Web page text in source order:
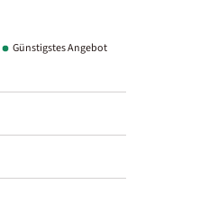
Günstigstes Angebot